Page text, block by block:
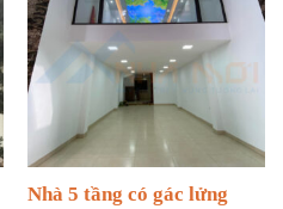
Nhà 5 tầng có gác lửng